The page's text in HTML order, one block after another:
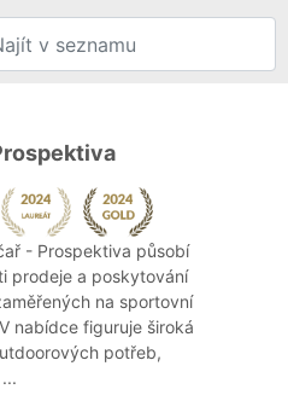
- Prospektiva působí
prodeje a poskytování
na sportovní
nabídce figuruje široká
potřeb,